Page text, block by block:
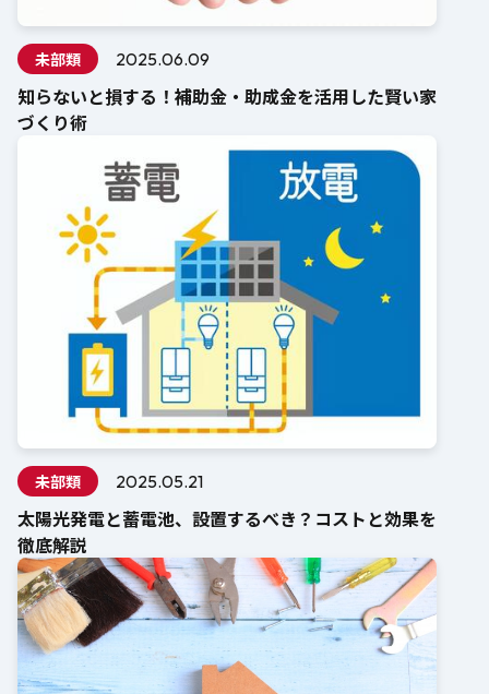
未部類 2025.06.09
知らないと損する！補助金・助成金を活用した賢い家
づくり術
未部類 2025.05.21
太陽光発電と蓄電池、設置するべき？コストと効果を
徹底解説